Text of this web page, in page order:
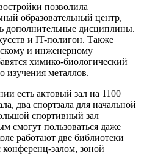
позволила
образовательный центр,
дополнительные дисциплины.
и IT-полигон. Также
и инженерному
химико-биологический
изучения металлов.
есть актовый зал на 1100
два спортзала для начальной
спортивный зал
смогут пользоваться даже
работают две библиотеки
залом, зоной